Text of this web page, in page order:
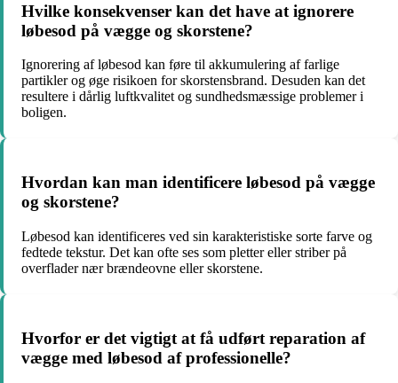
Hvilke konsekvenser kan det have at ignorere
løbesod på vægge og skorstene?
Ignorering af løbesod kan føre til akkumulering af farlige
partikler og øge risikoen for skorstensbrand. Desuden kan det
resultere i dårlig luftkvalitet og sundhedsmæssige problemer i
boligen.
Hvordan kan man identificere løbesod på vægge
og skorstene?
Løbesod kan identificeres ved sin karakteristiske sorte farve og
fedtede tekstur. Det kan ofte ses som pletter eller striber på
overflader nær brændeovne eller skorstene.
Hvorfor er det vigtigt at få udført reparation af
vægge med løbesod af professionelle?